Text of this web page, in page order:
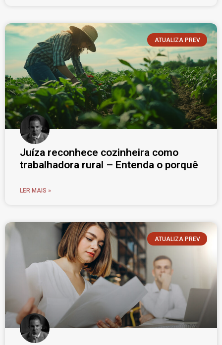
ATUALIZA PREV
Juíza reconhece cozinheira como
trabalhadora rural – Entenda o porquê
LER MAIS »
ATUALIZA PREV